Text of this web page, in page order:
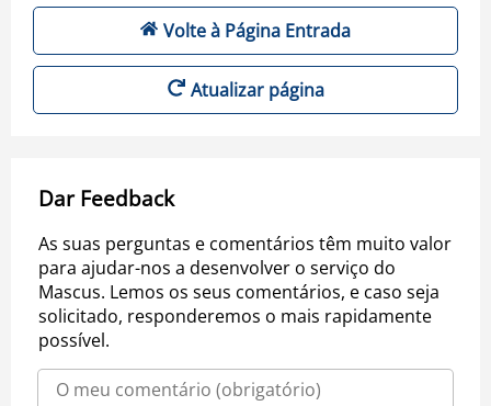
Volte à Página Entrada
Atualizar página
Dar Feedback
As suas perguntas e comentários têm muito valor
para ajudar-nos a desenvolver o serviço do
Mascus. Lemos os seus comentários, e caso seja
solicitado, responderemos o mais rapidamente
possível.